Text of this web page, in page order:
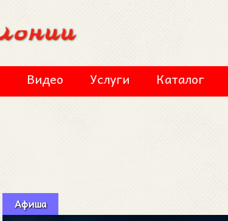
Видео Услуги Каталог
Афиша